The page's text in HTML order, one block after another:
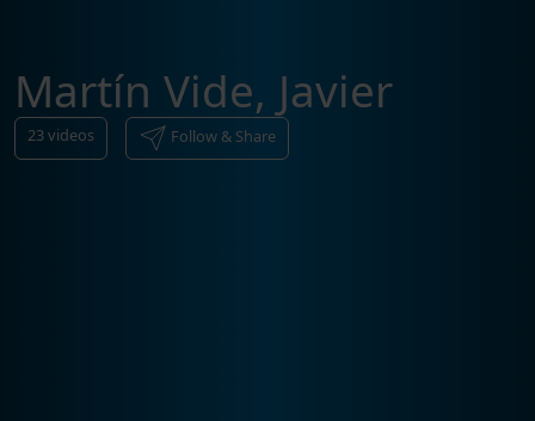
Martín Vide, Javier
23videos Follow & Share